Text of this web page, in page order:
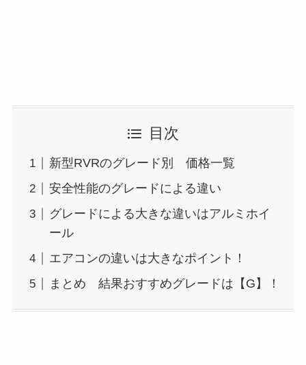
目次
新型RVRのグレード別 価格一覧
安全性能のグレードによる違い
グレードによる大きな違いはアルミホイ
ール
エアコンの違いは大きなポイント！
まとめ 結果おすすめグレードは【G】！